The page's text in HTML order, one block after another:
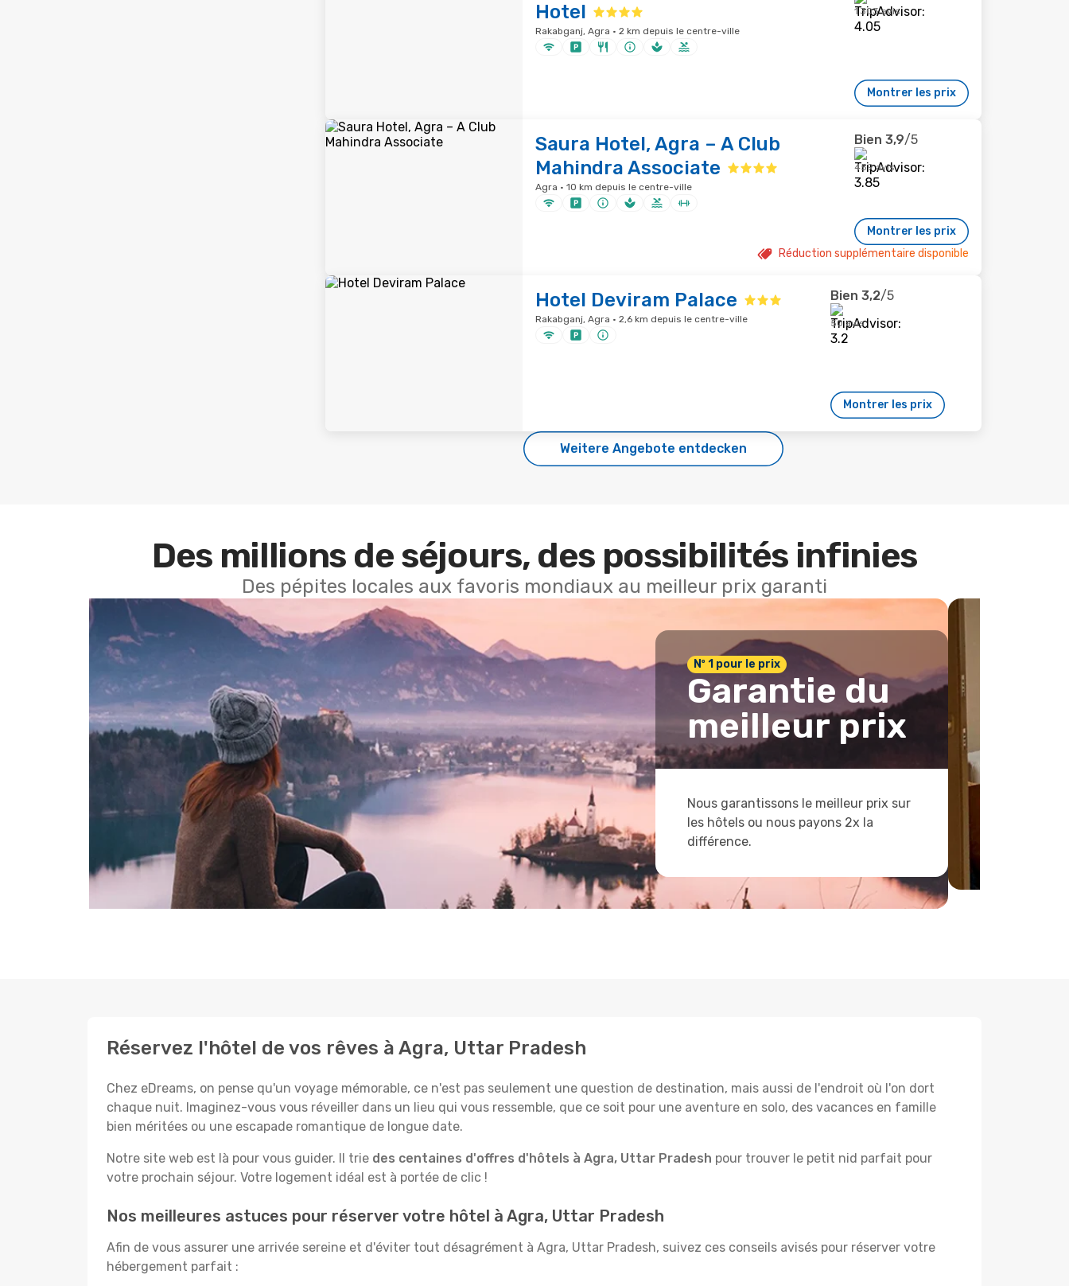
Hotel
Rakabganj, Agra · 2 km depuis le centre-ville
1 303 avis
Montrer les prix
Saura Hotel, Agra – A Club
Mahindra Associate
Agra · 10 km depuis le centre-ville
Bien 3,9/5
459 avis
Montrer les prix
Réduction supplémentaire disponible
Hotel Deviram Palace
Rakabganj, Agra · 2,6 km depuis le centre-ville
Bien 3,2/5
50 avis
Montrer les prix
Weitere Angebote entdecken
Des millions de séjours, des possibilités infinies
Des pépites locales aux favoris mondiaux au meilleur prix garanti
Nº 1 pour le prix
Garantie du
meilleur prix
Nous garantissons le meilleur prix sur
les hôtels ou nous payons 2x la
différence.
Réservez l'hôtel de vos rêves à Agra, Uttar Pradesh
Chez eDreams, on pense qu'un voyage mémorable, ce n'est pas seulement une question de destination, mais aussi de l'endroit où l'on dort
chaque nuit. Imaginez-vous vous réveiller dans un lieu qui vous ressemble, que ce soit pour une aventure en solo, des vacances en famille
bien méritées ou une escapade romantique de longue date.
Notre site web est là pour vous guider. Il trie des centaines d'offres d'hôtels à Agra, Uttar Pradesh pour trouver le petit nid parfait pour
votre prochain séjour. Votre logement idéal est à portée de clic !
Nos meilleures astuces pour réserver votre hôtel à Agra, Uttar Pradesh
Afin de vous assurer une arrivée sereine et d'éviter tout désagrément à Agra, Uttar Pradesh, suivez ces conseils avisés pour réserver votre
hébergement parfait :